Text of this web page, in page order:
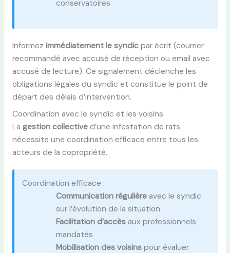
conservatoires
Informez immédiatement le syndicpar écrit (courrier
recommandé avec accusé de réception ou email avec
accusé de lecture). Ce signalement déclenche les
obligations légales du syndic et constitue le point de
départ des délais d’intervention.
Coordination avec le syndic et les voisins
La gestion collectived’une infestation de rats
nécessite une coordination efficace entre tous les
acteurs de la copropriété.
Coordination efficace :
Communication régulière avec le syndic
sur l’évolution de la situation
Facilitation d’accès aux professionnels
mandatés
Mobilisation des voisins pour évaluer